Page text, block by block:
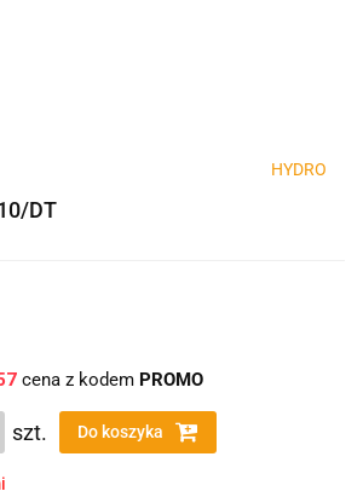
DT
HYDRO
cena z kodem PROMO
szt. Do koszyka